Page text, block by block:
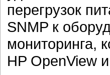
перегрузок
SNMP к
мониторинга,
HP OpenView